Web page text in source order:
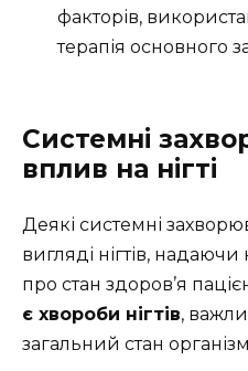
факторів,
терапія основного
Системні
вплив на нігті
Деякі системні
вигляді нігтів,
про стан здоров’я
є хвороби нігтів,
загальний стан